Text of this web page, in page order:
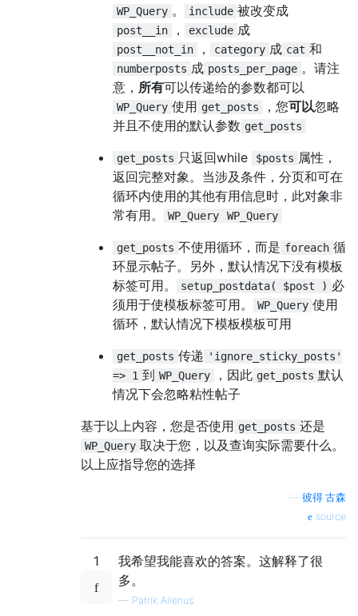
WP_Query 。 include 被改变成
post__in ， exclude 成
post__not_in ， category 成 cat 和
numberposts 成 posts_per_page 。请注
意， 所有可以传递给的参数都可以
WP_Query 使用 get_posts ，您可以忽略
并且不使用的默认参数 get_posts
get_posts 只返回while $posts 属性，
返回完整对象。当涉及条件，分页和可在
循环内使用的其他有用信息时，此对象非
常有用。
WP_Query WP_Query
get_posts 不使用循环，而是 foreach 循
环显示帖子。另外，默认情况下没有模板
标签可用。
setup_postdata( $post ) 必
须用于使模板标签可用。
WP_Query 使用
循环，默认情况下模板模板可用
get_posts 传递 'ignore_sticky_posts'
=> 1 到 WP_Query ，因此 get_posts 默认
情况下会忽略粘性帖子
基于以上内容，您是否使用 get_posts 还是
WP_Query 取决于您，以及查询实际需要什么。
以上应指导您的选择
彼得·古森
source
1
我希望我能喜欢的答案。这解释了很
多。
— Patrik Alienus